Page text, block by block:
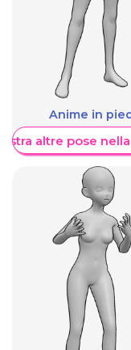
Anime in
altre pose nella